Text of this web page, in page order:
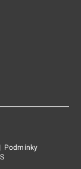
nové kartě
| Podmínky